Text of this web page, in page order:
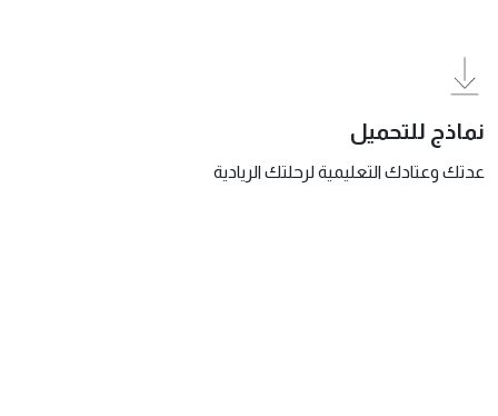
نماذج للتحميل
عدتك وعتادك التعليمية لرحلتك الريادية